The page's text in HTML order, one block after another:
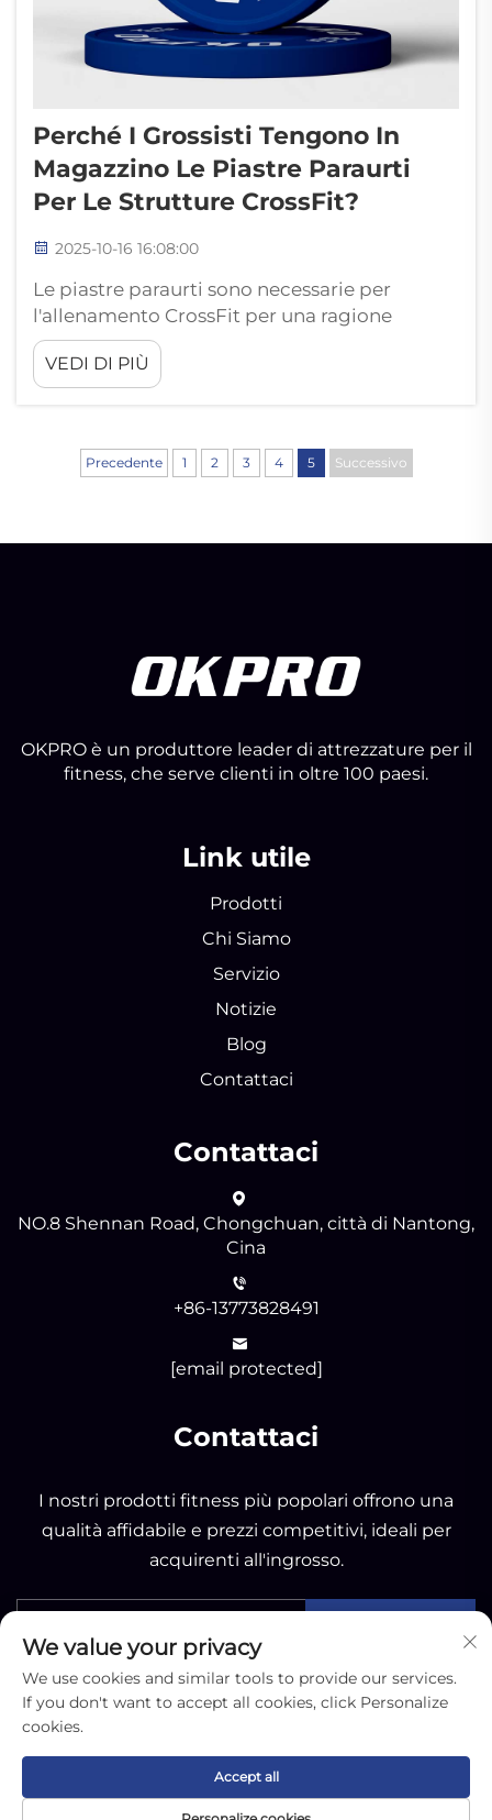
Perché I Grossisti Tengono In
Magazzino Le Piastre Paraurti
Per Le Strutture CrossFit?
2025-10-16 16:08:00
Le piastre paraurti sono necessarie per
l'allenamento CrossFit per una ragione
precisa. L'allenamento CrossFit richiede
movimenti rapidi e dinamici come lo strappo
e l'arrampicata, che prevedono il rilascio delle
standard, le piastre paraurti di alta qualità
sono abbastanza resistenti da sopportare...
VEDI DI PIÙ
Precedente 1 2 3 4 5 Successivo
OKPRO è un produttore leader di attrezzature per il
fitness, che serve clienti in oltre 100 paesi.
Link utile
Prodotti
Chi Siamo
Servizio
Notizie
Blog
Contattaci
Contattaci
NO.8 Shennan Road, Chongchuan, città di Nantong,
Cina
+86-13773828491
[email protected]
Contattaci
I nostri prodotti fitness più popolari offrono una
qualità affidabile e prezzi competitivi, ideali per
acquirenti all'ingrosso.
Copyright © 2025 by Nantong OK Sporting Co.,Ltd -
Informativa sulla privacy
We value your privacy
We use cookies and similar tools to provide our services.
If you don't want to accept all cookies, click Personalize
cookies.
Accept all